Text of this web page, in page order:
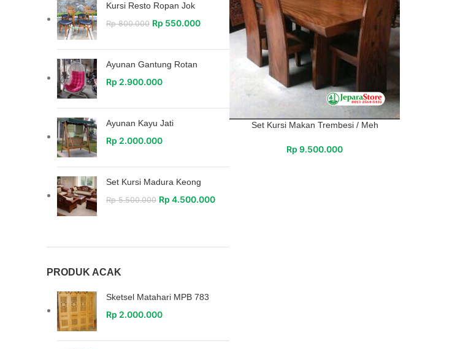
Kursi Resto Ropan Jok
Rp800.000 Rp 550.000
Ayunan Gantung Rotan
Rp 2.900.000
Ayunan Kayu Jati
Rp 2.000.000
Set Kursi Madura Keong
Rp5.500.000 Rp 4.500.000
PRODUK ACAK
Sketsel Matahari MPB 783
Rp 2.000.000
Set Kursi Makan Trembesi / Meh
Rp 9.500.000